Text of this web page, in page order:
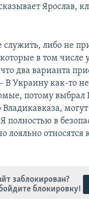
Ярослав,
либо не
в том
что два варианта
В Украину как-то
потому
полностью в
лояльно
заблокирован?
блокировку!